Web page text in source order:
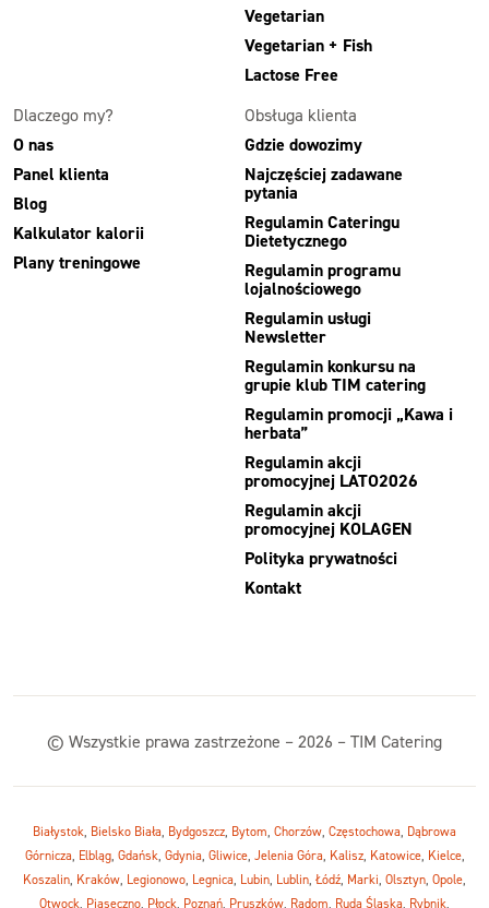
Vegetarian
Vegetarian + Fish
Lactose Free
Dlaczego my?
O nas
Panel klienta
Blog
Kalkulator kalorii
Plany treningowe
Obsługa klienta
Gdzie dowozimy
Najczęściej zadawane
pytania
Regulamin Cateringu
Dietetycznego
Regulamin programu
lojalnościowego
Regulamin usługi
Newsletter
Regulamin konkursu na
grupie klub TIM catering
Regulamin promocji „Kawa i
herbata”
Regulamin akcji
promocyjnej LATO2026
Regulamin akcji
promocyjnej KOLAGEN
Polityka prywatności
Kontakt
© Wszystkie prawa zastrzeżone – 2026 – TIM Catering
Białystok, Bielsko Biała, Bydgoszcz, Bytom, Chorzów, Częstochowa, Dąbrowa
Górnicza, Elbląg, Gdańsk, Gdynia, Gliwice, Jelenia Góra, Kalisz, Katowice, Kielce,
Koszalin, Kraków, Legionowo, Legnica, Lubin, Lublin, Łódź, Marki, Olsztyn, Opole,
Otwock, Piaseczno, Płock, Poznań, Pruszków, Radom, Ruda Śląska, Rybnik,